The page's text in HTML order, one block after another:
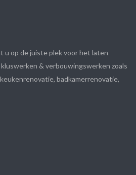
u op de juiste plek voor het laten
& verbouwingswerken zoals
badkamerrenovatie,